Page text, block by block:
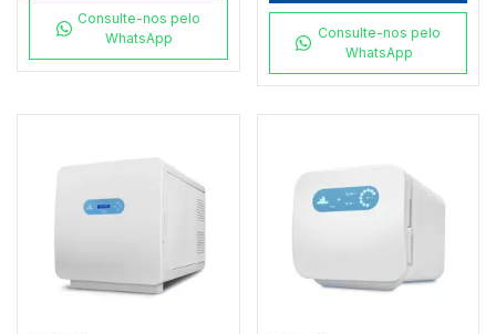
INFRAVERMELHO PARA
USO COM O SISTEMA
DE
SCIENTIFIC - CÓDIGO
CHEMIMOD-XS-UP-IR
Consulte-nos pelo
WhatsApp
Consulte-nos pelo
WhatsApp